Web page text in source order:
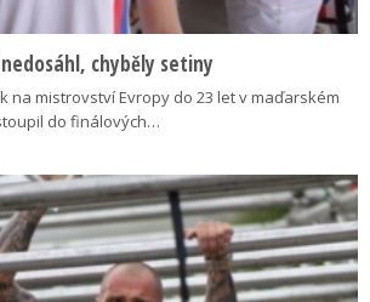
chyběly setiny
na mistrovství Evropy do 23 let v maďarském
do finálových…